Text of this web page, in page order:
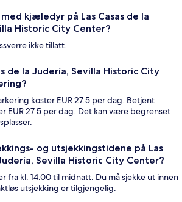
kjæledyr på Las Casas de la
Historic City Center?
ikke tillatt.
de la Judería, Sevilla Historic City
koster EUR 27.5 per dag. Betjent
EUR 27.5 per dag. Det kan være begrenset
og utsjekkingstidene på Las
Sevilla Historic City Center?
fra kl. 14.00 til midnatt. Du må sjekke ut innen
utsjekking er tilgjengelig.